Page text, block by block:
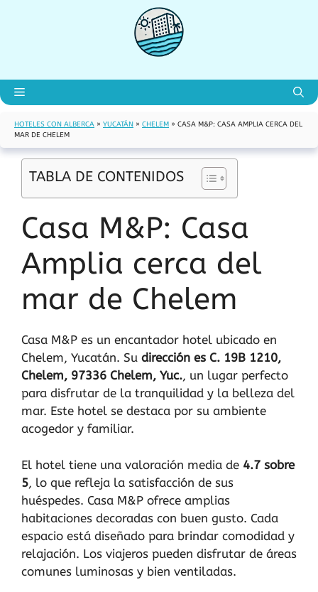
Menú
HOTELES CON ALBERCA » YUCATÁN » CHELEM » CASA M&P: CASA AMPLIA CERCA DEL
MAR DE CHELEM
TABLA DE CONTENIDOS
Casa M&P: Casa
Amplia cerca del
mar de Chelem
Casa M&P es un encantador hotel ubicado en
Chelem, Yucatán. Su dirección es C. 19B 1210,
Chelem, 97336 Chelem, Yuc., un lugar perfecto
para disfrutar de la tranquilidad y la belleza del
mar. Este hotel se destaca por su ambiente
acogedor y familiar.
El hotel tiene una valoración media de 4.7 sobre
5, lo que refleja la satisfacción de sus
huéspedes. Casa M&P ofrece amplias
habitaciones decoradas con buen gusto. Cada
espacio está diseñado para brindar comodidad y
relajación. Los viajeros pueden disfrutar de áreas
comunes luminosas y bien ventiladas.